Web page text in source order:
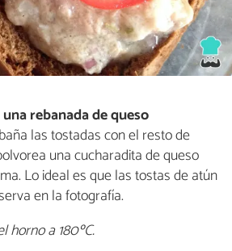
una rebanada de queso
las tostadas con el resto de
una cucharadita de queso
Lo ideal es que las tostas de atún
en la fotografía.
horno a 180ºC.